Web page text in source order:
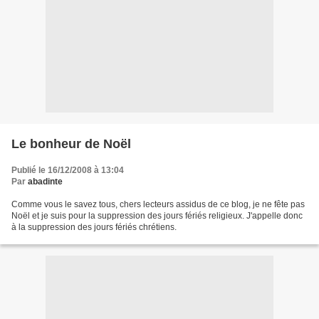
Le bonheur de Noël
Publié le 16/12/2008 à 13:04
Par abadinte
Comme vous le savez tous, chers lecteurs assidus de ce blog, je ne fête pas
Noël et je suis pour la suppression des jours fériés religieux. J'appelle donc
à la suppression des jours fériés chrétiens.